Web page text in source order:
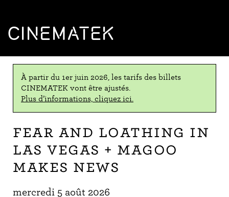
CINEMATEK
À partir du 1er juin 2026, les tarifs des billets
CINEMATEK vont être ajustés.
Plus d’informations, cliquez ici.
Fear and Loathing in
Las Vegas + Magoo
Makes News
mercredi 5 août 2026